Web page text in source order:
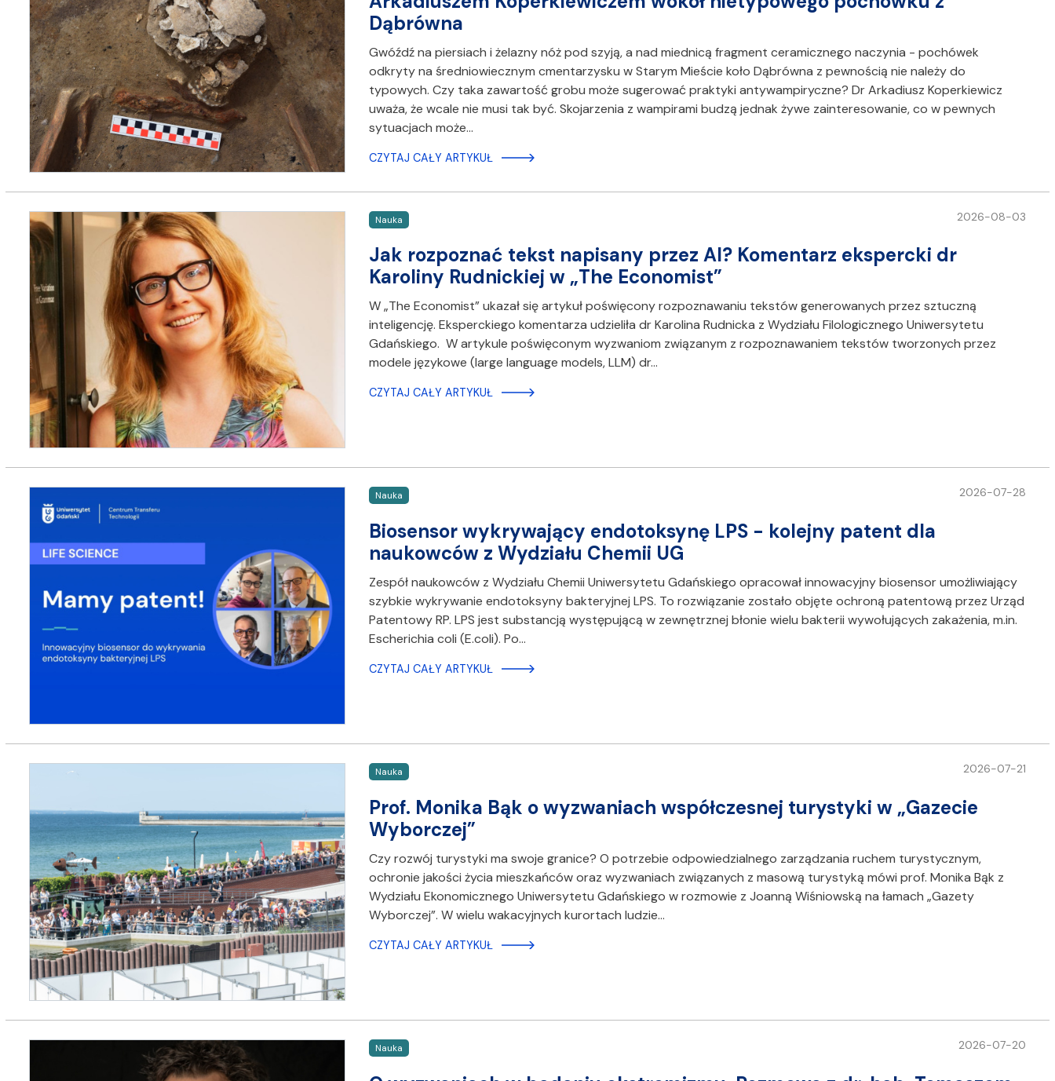
Dąbrówna
Gwóźdź na piersiach i żelazny nóż pod szyją, a nad miednicą fragment ceramicznego naczynia - pochówek
odkryty na średniowiecznym cmentarzysku w Starym Mieście koło Dąbrówna z pewnością nie należy do
typowych. Czy taka zawartość grobu może sugerować praktyki antywampiryczne? Dr Arkadiusz Koperkiewicz
uważa, że wcale nie musi tak być. Skojarzenia z wampirami budzą jednak żywe zainteresowanie, co w pewnych
sytuacjach może…
CZYTAJ CAŁY ARTYKUŁ
Nauka 2026-08-03
Jak rozpoznać tekst napisany przez AI? Komentarz ekspercki dr
Karoliny Rudnickiej w „The Economist”
W „The Economist” ukazał się artykuł poświęcony rozpoznawaniu tekstów generowanych przez sztuczną
inteligencję. Eksperckiego komentarza udzieliła dr Karolina Rudnicka z Wydziału Filologicznego Uniwersytetu
Gdańskiego. W artykule poświęconym wyzwaniom związanym z rozpoznawaniem tekstów tworzonych przez
modele językowe (large language models, LLM) dr…
CZYTAJ CAŁY ARTYKUŁ
Nauka 2026-07-28
Biosensor wykrywający endotoksynę LPS - kolejny patent dla
naukowców z Wydziału Chemii UG
Zespół naukowców z Wydziału Chemii Uniwersytetu Gdańskiego opracował innowacyjny biosensor umożliwiający
szybkie wykrywanie endotoksyny bakteryjnej LPS. To rozwiązanie zostało objęte ochroną patentową przez Urząd
Patentowy RP. LPS jest substancją występującą w zewnętrznej błonie wielu bakterii wywołujących zakażenia, m.in.
Escherichia coli (E.coli). Po…
CZYTAJ CAŁY ARTYKUŁ
Nauka 2026-07-21
Prof. Monika Bąk o wyzwaniach współczesnej turystyki w „Gazecie
Wyborczej”
Czy rozwój turystyki ma swoje granice? O potrzebie odpowiedzialnego zarządzania ruchem turystycznym,
ochronie jakości życia mieszkańców oraz wyzwaniach związanych z masową turystyką mówi prof. Monika Bąk z
Wydziału Ekonomicznego Uniwersytetu Gdańskiego w rozmowie z Joanną Wiśniowską na łamach „Gazety
Wyborczej”. W wielu wakacyjnych kurortach ludzie…
CZYTAJ CAŁY ARTYKUŁ
Nauka 2026-07-20